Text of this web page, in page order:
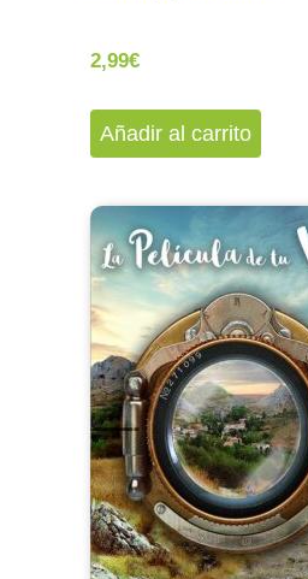
2,99€
Añadir al carrito